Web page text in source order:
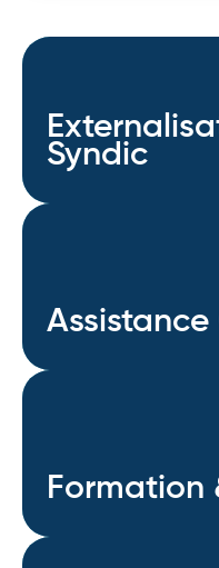
Syndic
Syndic
Formation
Formation